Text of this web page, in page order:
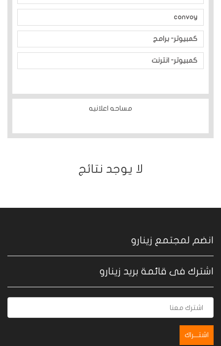
convoy
كمبيوتر- برامج
كمبيوتر- انترنت
مساحه اعلانيه
ﻻ يوجد نتائج
انضم لمجتمع زينارو
اشترك فى قائمة بريد زينارو